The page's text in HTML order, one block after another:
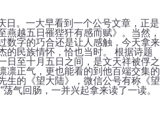
日。一大早看到一个公号文章，正是
燕越五日罹狴犴有感而赋》。当然，
数字的巧合还是让人感触，今天拿来
的民族情怀，恰也当时。 根据诗题
日至十月五日之间，是文天祥被俘之
凛正气，更也能看的到他百端交集的
生的《望大陆》，微信公号有称《望
荡气回肠，一并兴起拿来读了一读。